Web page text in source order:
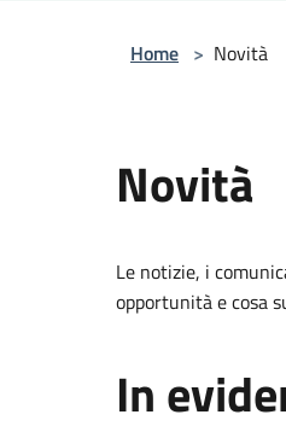
Home > Novità
Novità
Le notizie, i
opportunità e cosa
In